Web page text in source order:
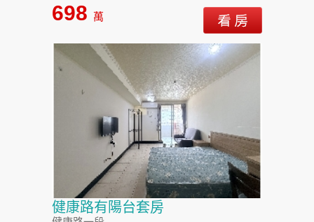
698 萬
健康路有陽台套房